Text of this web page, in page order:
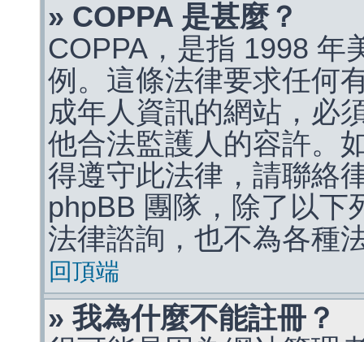
» COPPA 是甚麼？
COPPA，是指 1998 年
例。這條法律要求任何
成年人資訊的網站，必
他合法監護人的容許。
得遵守此法律，請聯絡
phpBB 團隊，除了以下
法律諮詢，也不為各種
回頂端
» 我為什麼不能註冊？